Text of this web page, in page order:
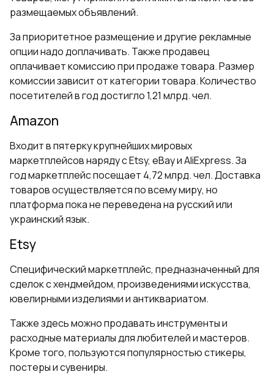
размещаемых объявлений.
За приоритетное размещение и другие рекламные
опции надо доплачивать. Также продавец
оплачивает комиссию при продаже товара. Размер
комиссии зависит от категории товара. Количество
посетителей в год достигло 1,21 млрд. чел.
Amazon
Входит в пятерку крупнейших мировых
маркетплейсов наряду с Etsy, eBay и AliExpress. За
год маркетплейс посещает 4,72 млрд. чел. Доставка
товаров осуществляется по всему миру, но
платформа пока не переведена на русский или
украинский язык.
Etsy
Специфический маркетплейс, предназначенный для
сделок с хендмейдом, произведениями искусства,
ювелирными изделиями и антиквариатом.
Также здесь можно продавать инструменты и
расходные материалы для любителей и мастеров.
Кроме того, пользуются популярностью стикеры,
постеры и сувениры.